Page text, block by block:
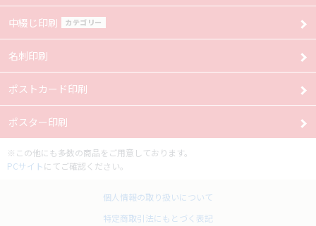
中綴じ印刷 カテゴリー
名刺印刷
ポストカード印刷
ポスター印刷
※この他にも多数の商品をご用意しております。
PCサイトにてご確認ください。
個人情報の取り扱いについて
特定商取引法にもとづく表記